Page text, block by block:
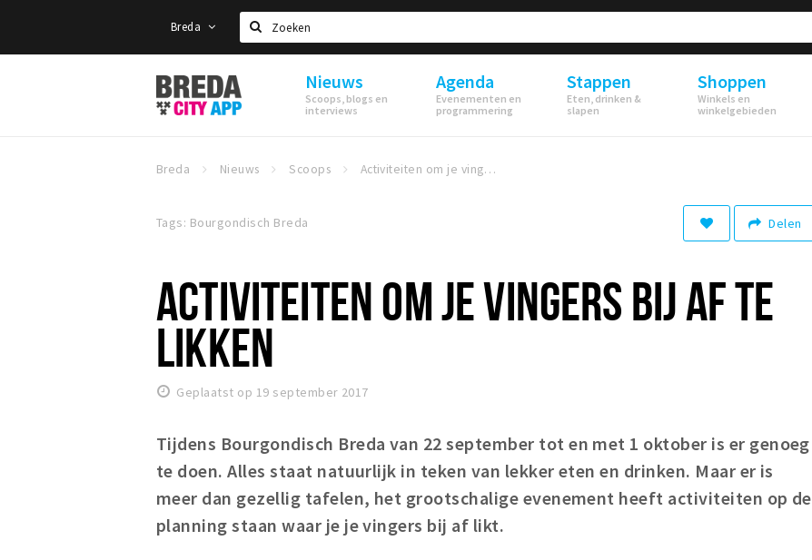
Breda
Zoeken
Stappen
&
Shoppen
Nieuws
Scoops, blogs en
interviews
Agenda
Evenementen en
programmering
Stappen
Eten, drinken &
slapen
Shoppen
Winkels en
winkelgebieden
Breda Nieuws Scoops Activiteiten om je vingers bij af te likken
Tags: Bourgondisch Breda Delen
ACTIVITEITEN OM JE VINGERS BIJ AF TE
LIKKEN
Geplaatst op 19 september 2017
Tijdens Bourgondisch Breda van 22 september tot en met 1 oktober is er genoeg
te doen. Alles staat natuurlijk in teken van lekker eten en drinken. Maar er is
meer dan gezellig tafelen, het grootschalige evenement heeft activiteiten op de
planning staan waar je je vingers bij af likt.